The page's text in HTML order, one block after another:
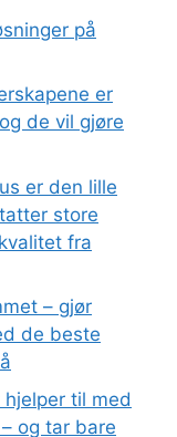
på
er
de vil gjøre
er den lille
store
fra
– gjør
de beste
til med
og tar bare